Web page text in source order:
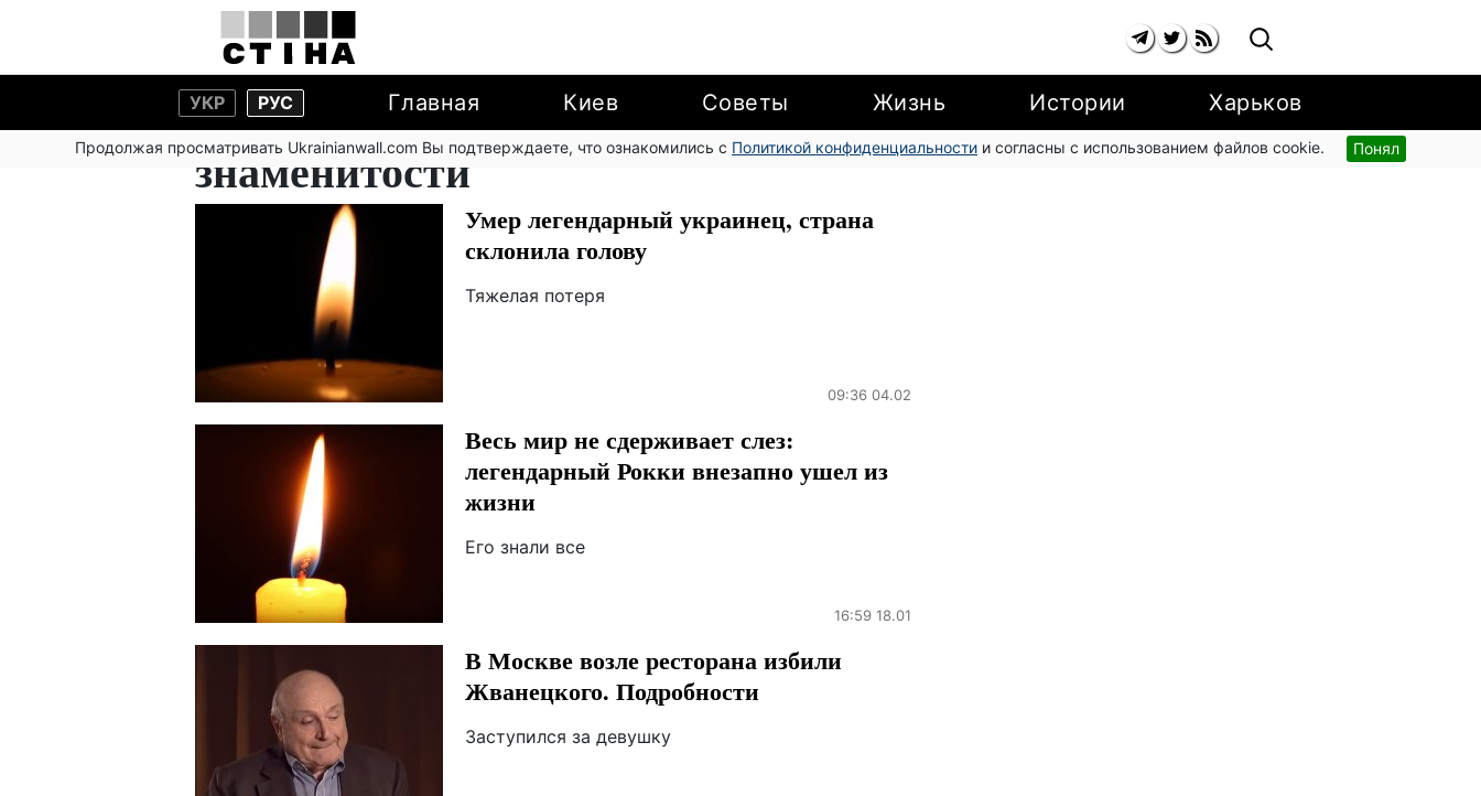
УКР РУС Главная Киев Советы Жизнь Истории Харьков
Продолжая просматривать Ukrainianwall.com Вы подтверждаете, что ознакомились с Политикой конфиденциальности и согласны с использованием файлов cookie. Понял
знаменитости
Умер легендарный украинец, страна
склонила голову
Тяжелая потеря
09:36 04.02
Весь мир не сдерживает слез:
легендарный Рокки внезапно ушел из
жизни
Его знали все
16:59 18.01
В Москве возле ресторана избили
Жванецкого. Подробности
Заступился за девушку